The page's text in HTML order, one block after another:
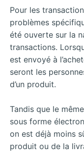
Pour les
problèmes
été ouverte sur la
transactions.
est envoyé à
seront les
d’un produit.
Tandis que le
sous forme
on est déjà moins
produit ou de la